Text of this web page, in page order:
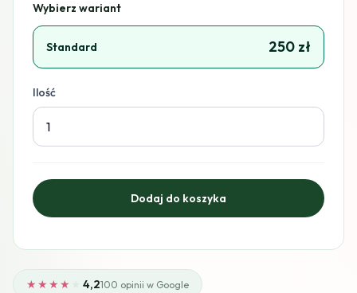
Wybierz wariant
Standard 250 zł
Ilość
★★★★ 4,2100 opinii w Google